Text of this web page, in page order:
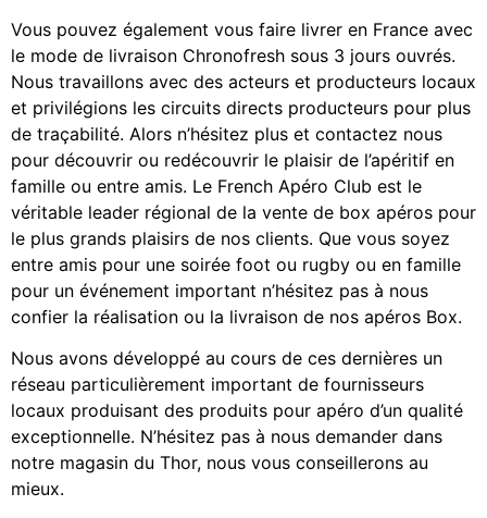
Vous pouvez également vous faire livrer en France avec
le mode de livraison Chronofresh sous 3 jours ouvrés.
Nous travaillons avec des acteurs et producteurs locaux
et privilégions les circuits directs producteurs pour plus
de traçabilité. Alors n’hésitez plus et contactez nous
pour découvrir ou redécouvrir le plaisir de l’apéritif en
famille ou entre amis. Le French Apéro Club est le
véritable leader régional de la vente de box apéros pour
le plus grands plaisirs de nos clients. Que vous soyez
entre amis pour une soirée foot ou rugby ou en famille
pour un événement important n’hésitez pas à nous
confier la réalisation ou la livraison de nos apéros Box.
Nous avons développé au cours de ces dernières un
réseau particulièrement important de fournisseurs
locaux produisant des produits pour apéro d’un qualité
exceptionnelle. N’hésitez pas à nous demander dans
notre magasin du Thor, nous vous conseillerons au
mieux.